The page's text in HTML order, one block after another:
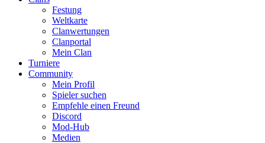
Festung
Weltkarte
Clanwertungen
Clanportal
Mein Clan
Turniere
Community
Mein Profil
Spieler suchen
Empfehle einen Freund
Discord
Mod-Hub
Medien